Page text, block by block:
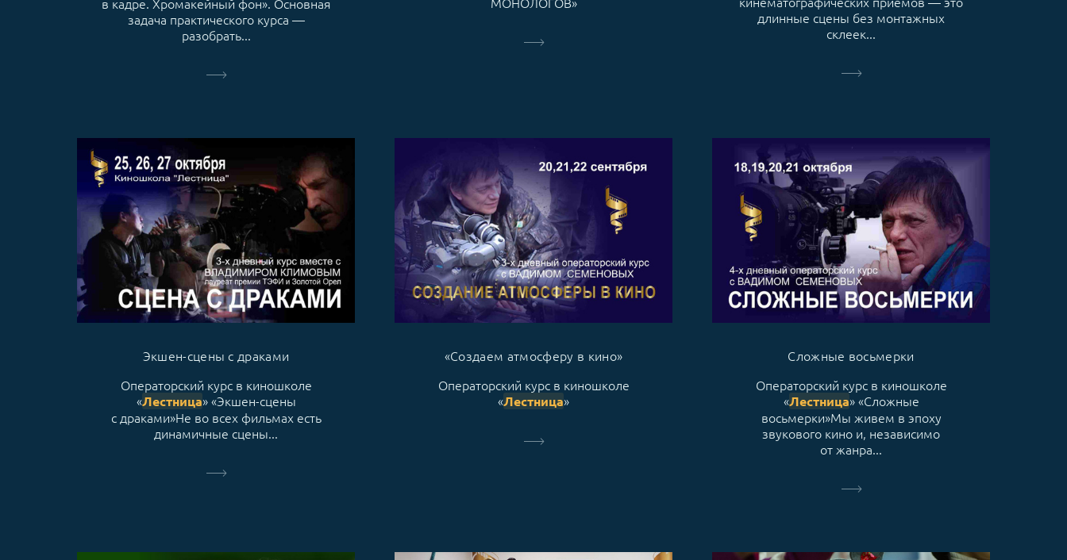
задача практического курса —
разобрать...
длинные сцены без монтажных
склеек...
Экшен-сцены с драками
Операторский курс в киношколе
«Лестница» «Экшен-сцены
с драками»Не во всех фильмах есть
динамичные сцены...
«Создаем атмосферу в кино»
Операторский курс в киношколе
«Лестница»
Сложные восьмерки
Операторский курс в киношколе
«Лестница» «Сложные
восьмерки»Мы живем в эпоху
звукового кино и, независимо
от жанра...